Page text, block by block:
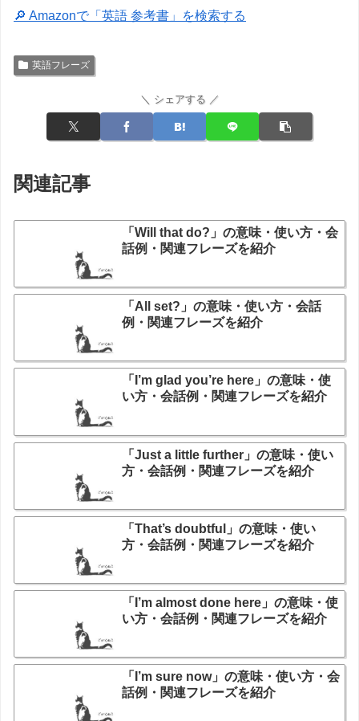
🔎 Amazonで「英語 参考書」を検索する
英語フレーズ
＼ シェアする ／
関連記事
「Will that do?」の意味・使い方・会
話例・関連フレーズを紹介
「All set?」の意味・使い方・会話
例・関連フレーズを紹介
「I’m glad you’re here」の意味・使
い方・会話例・関連フレーズを紹介
「Just a little further」の意味・使い
方・会話例・関連フレーズを紹介
「That’s doubtful」の意味・使い
方・会話例・関連フレーズを紹介
「I’m almost done here」の意味・使
い方・会話例・関連フレーズを紹介
「I’m sure now」の意味・使い方・会
話例・関連フレーズを紹介